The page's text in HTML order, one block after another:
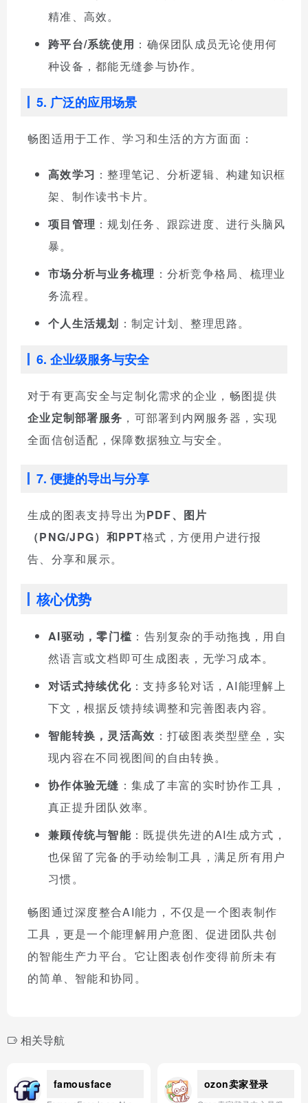
精准、高效。
跨平台/系统使用 ：确保团队成员无论使用何
种设备，都能无缝参与协作。
5. 广泛的应用场景
畅图适用于工作、学习和生活的方方面面：
高效学习 ：整理笔记、分析逻辑、构建知识框
架、制作读书卡片。
项目管理 ：规划任务、跟踪进度、进行头脑风
暴。
市场分析与业务梳理 ：分析竞争格局、梳理业
务流程。
个人生活规划 ：制定计划、整理思路。
6. 企业级服务与安全
对于有更高安全与定制化需求的企业，畅图提供
企业定制部署服务 ，可部署到内网服务器，实现
全面信创适配，保障数据独立与安全。
7. 便捷的导出与分享
生成的图表支持导出为PDF、图片
（PNG/JPG）和PPT格式，方便用户进行报
告、分享和展示。
核心优势
AI驱动，零门槛 ：告别复杂的手动拖拽，用自
然语言或文档即可生成图表，无学习成本。
对话式持续优化：支持多轮对话，AI能理解上
下文，根据反馈持续调整和完善图表内容。
智能转换，灵活高效 ：打破图表类型壁垒，实
现内容在不同视图间的自由转换。
协作体验无缝 ：集成了丰富的实时协作工具，
真正提升团队效率。
兼顾传统与智能：既提供先进的AI生成方式，
也保留了完备的手动绘制工具，满足所有用户
习惯。
畅图通过深度整合AI能力，不仅是一个图表制作
工具，更是一个能理解用户意图、促进团队共创
的智能生产力平台。它让图表创作变得前所未有
的简单、智能和协同。
相关导航
famousface ozon卖家登录